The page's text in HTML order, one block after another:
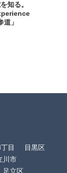
知る。
」
目
目黒区
川市
足立区